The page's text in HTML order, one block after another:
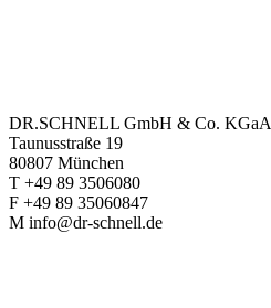
DR.SCHNELL GmbH & Co. KGaA
Taunusstraße 19
80807 München
T +49 89 3506080
F +49 89 35060847
M info@dr-schnell.de